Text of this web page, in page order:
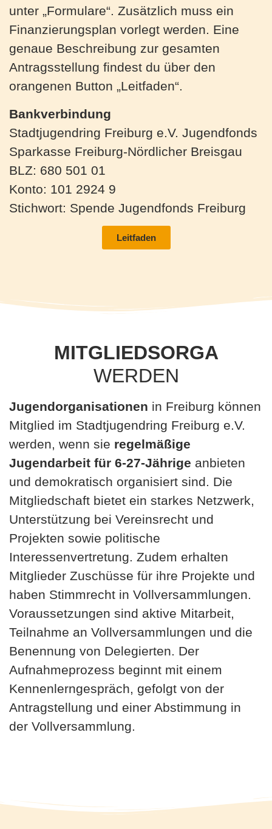
unter „Formulare“. Zusätzlich muss ein
Finanzierungsplan vorlegt werden. Eine
genaue Beschreibung zur gesamten
Antragsstellung findest du über den
orangenen Button „Leitfaden“.
Bankverbindung
Stadtjugendring Freiburg e.V. Jugendfonds
Sparkasse Freiburg-Nördlicher Breisgau
BLZ: 680 501 01
Konto: 101 2924 9
Stichwort: Spende Jugendfonds Freiburg
Leitfaden
MITGLIEDSORGA
WERDEN
Jugendorganisationen in Freiburg können
Mitglied im Stadtjugendring Freiburg e.V.
werden, wenn sie regelmäßige
Jugendarbeit für 6-27-Jährige anbieten
und demokratisch organisiert sind. Die
Mitgliedschaft bietet ein starkes Netzwerk,
Unterstützung bei Vereinsrecht und
Projekten sowie politische
Interessenvertretung. Zudem erhalten
Mitglieder Zuschüsse für ihre Projekte und
haben Stimmrecht in Vollversammlungen.
Voraussetzungen sind aktive Mitarbeit,
Teilnahme an Vollversammlungen und die
Benennung von Delegierten. Der
Aufnahmeprozess beginnt mit einem
Kennenlerngespräch, gefolgt von der
Antragstellung und einer Abstimmung in
der Vollversammlung.